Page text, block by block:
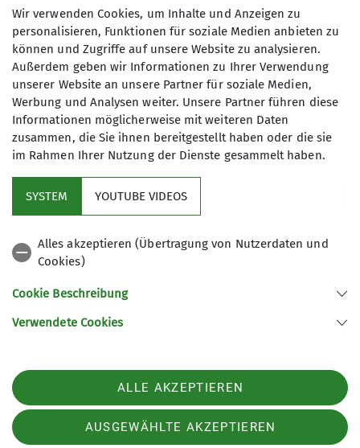
Schneeschuhtourenleiter
Beisitzer*in
5,00 Euro zzgl. anteilig Fahrtkosten zzgl. evtl.
Leihgebühr für zusätzliche Ausrüstung
Maximale Teilnehmeranzahl
8
Der DAV
Sektion Kaufering des Deutschen Alpenvereins e.V.
Franz-Senn-Weg 1
86916 Kaufering
Telefon +498191966444
Wir verwenden Cookies, um Inhalte und Anzeigen zu
personalisieren, Funktionen für soziale Medien anbieten zu
können und Zugriffe auf unsere Website zu analysieren.
Außerdem geben wir Informationen zu Ihrer Verwendung
unserer Website an unsere Partner für soziale Medien,
Werbung und Analysen weiter. Unsere Partner führen diese
Informationen möglicherweise mit weiteren Daten
zusammen, die Sie ihnen bereitgestellt haben oder die sie
im Rahmen Ihrer Nutzung der Dienste gesammelt haben.
SYSTEM YOUTUBE VIDEOS
Alles akzeptieren (Übertragung von Nutzerdaten und
Cookies)
Cookie Beschreibung
Verwendete Cookies
ALLE AKZEPTIEREN
AUSGEWÄHLTE AKZEPTIEREN